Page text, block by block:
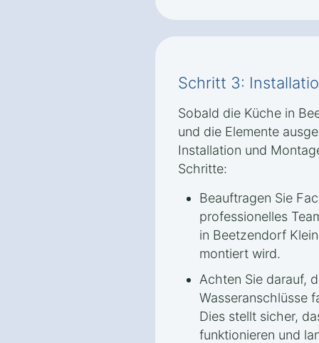
Schritt 3:
Sobald die Küche in
und die Elemente
Installation und
Schritte:
Beauftragen Sie
professionelles
in Beetzendorf
montiert wird.
Achten Sie darauf,
Wasseranschlüsse
Dies stellt sicher,
funktionieren und